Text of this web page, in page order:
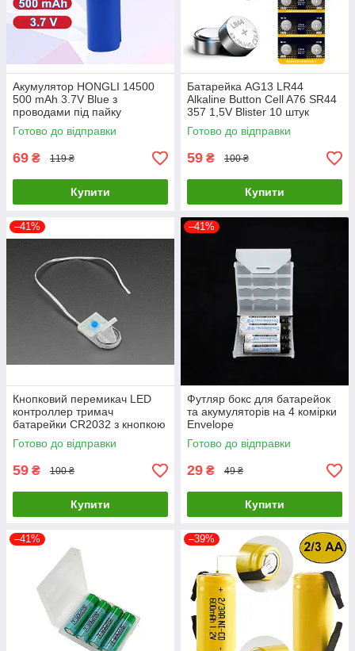
Акумулятор HONGLI 14500
500 mAh 3.7V Blue з
проводами під пайку
Готово до відправки
69 ₴ 119 ₴
Купити
Батарейка AG13 LR44
Alkaline Button Cell A76 SR44
357 1,5V Blister 10 штук
Готово до відправки
59 ₴ 100 ₴
Купити
–41%
Кнопковий перемикач LED
контроллер тримач
батарейки CR2032 з кнопкою
та 3 режимами миготіння для
DIY проектів, костюмів та
декору
Готово до відправки
59 ₴ 100 ₴
Купити
–41%
Футляр бокс для батарейок
та акумуляторів на 4 комірки
Envelope
Готово до відправки
29 ₴ 49 ₴
Купити
–41% –39%